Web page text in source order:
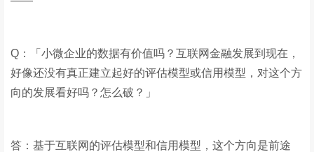
Q：「小微企业的数据有价值吗？互联网金融发展到现在，
好像还没有真正建立起好的评估模型或信用模型，对这个方
向的发展看好吗？怎么破？」
答：基于互联网的评估模型和信用模型，这个方向是前途